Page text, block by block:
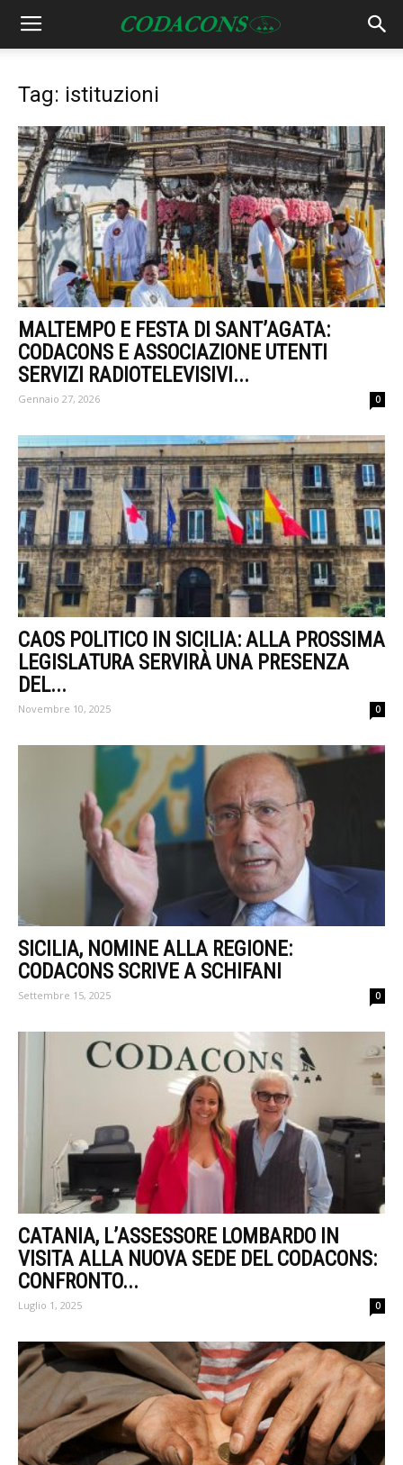
Tag: istituzioni
MALTEMPO E FESTA DI SANT’AGATA:
CODACONS E ASSOCIAZIONE UTENTI
SERVIZI RADIOTELEVISIVI...
Gennaio 27, 2026 0
CAOS POLITICO IN SICILIA: ALLA PROSSIMA
LEGISLATURA SERVIRÀ UNA PRESENZA
DEL...
Novembre 10, 2025 0
SICILIA, NOMINE ALLA REGIONE:
CODACONS SCRIVE A SCHIFANI
Settembre 15, 2025 0
CATANIA, L’ASSESSORE LOMBARDO IN
VISITA ALLA NUOVA SEDE DEL CODACONS:
CONFRONTO...
Luglio 1, 2025 0